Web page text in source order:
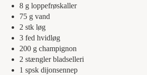
8 g loppefrøskaller
75 g vand
2 stk løg
3 fed hvidløg
200 g champignon
2 stænglerbladselleri
1 spsk dijonsennep